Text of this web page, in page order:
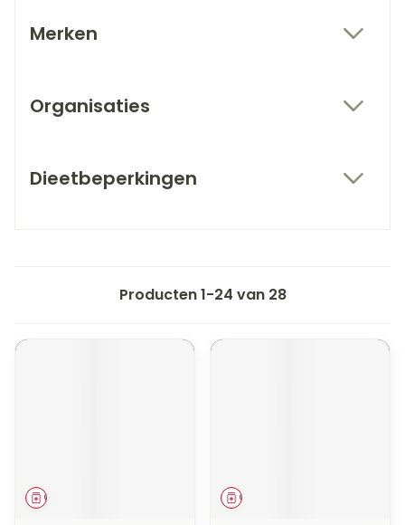
Merken
Organisaties
Dieetbeperkingen
Producten1-24 van 28
Geneesmiddel Geneesmiddel